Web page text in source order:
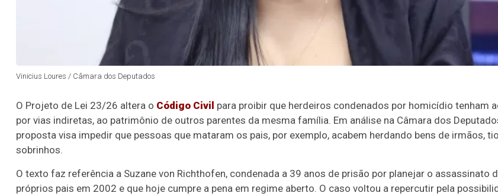
Vinicius Loures / Câmara dos Deputados
O Projeto de Lei 23/26 altera o Código Civil para proibir que herdeiros condenados por homicídio tenham
por vias indiretas, ao patrimônio de outros parentes da mesma família. Em análise na Câmara dos
proposta visa impedir que pessoas que mataram os pais, por exemplo, acabem herdando bens de irmãos,
sobrinhos.
O texto faz referência a Suzane von Richthofen, condenada a 39 anos de prisão por planejar o assassinato
próprios pais em 2002 e que hoje cumpre a pena em regime aberto. O caso voltou a repercutir pela